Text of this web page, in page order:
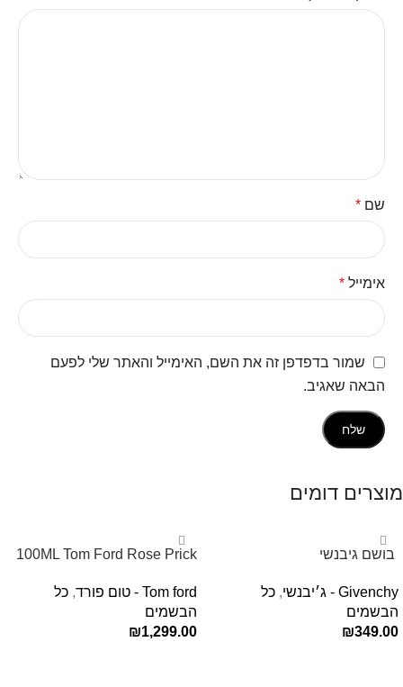
שם *
אימייל *
שמור בדפדפן זה את השם, האימייל והאתר שלי לפעם
הבאה שאגיב.
מוצרים דומים
‏ בושם גיבנשי
E.D.P 80ml ‏
Givenchy - ג׳יבנשי , כל
הבשמים
₪349.00
100ML Tom Ford Rose Prick
Tom ford - טום פורד
, כל
הבשמים
₪1,299.00